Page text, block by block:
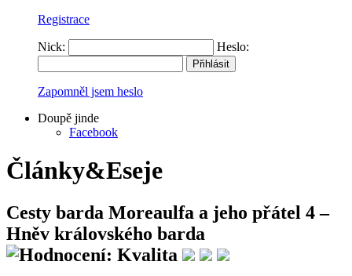
Registrace
Nick: Heslo:
Zapomněl jsem heslo
Doupě jinde
Facebook
Články&Eseje
Cesty barda Moreaulfa a jeho přátel 4 –
Hněv královského barda